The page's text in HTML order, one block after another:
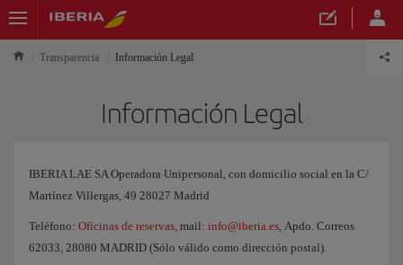
Transparencia Información Legal
Información Legal
IBERIA LAE SA Operadora Unipersonal, con domicilio social en la C/
Martínez Villergas, 49 28027 Madrid
Teléfono: Oficinas de reservas, mail: info@iberia.es, Apdo. Correos
62033, 28080 MADRID (Sólo válido como dirección postal).